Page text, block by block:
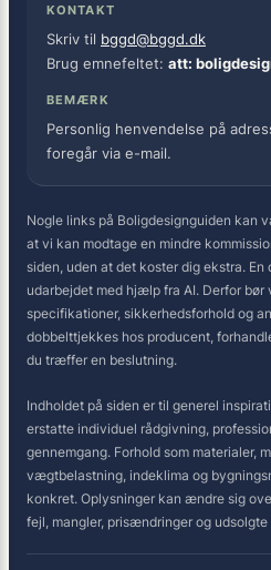
KONTAKT
Skriv til bggd@bggd.dk
Brug emnefeltet: att:
BEMÆRK
Personlig henvendelse på
foregår via e-mail.
Nogle links på Boligdesignguiden kan
at vi kan modtage en mindre
siden, uden at det koster dig ekstra.
udarbejdet med hjælp fra AI. Derfor bør
specifikationer, sikkerhedsforhold og
dobbelttjekkes hos producent,
du træffer en beslutning.
Indholdet på siden er til generel
erstatte individuel rådgivning,
gennemgang. Forhold som materialer,
vægtbelastning, indeklima og
konkret. Oplysninger kan ændre sig
fejl, mangler, prisændringer og udsolgte